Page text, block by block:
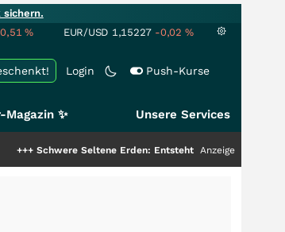
sichern.
% EUR/USD 1,15227 -0,02 %
Login Push-Kurse
Magazin ✨ Unsere Services
Schwere Seltene Erden: Entsteht hier die nächste
Anzeige